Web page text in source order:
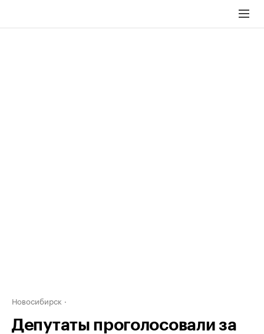
Новосибирск
Депутаты проголосовали за